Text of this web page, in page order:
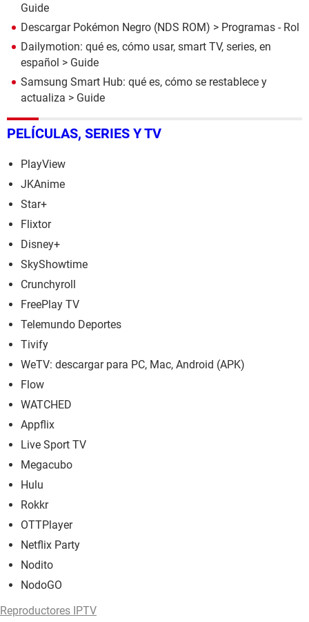
Guide
Descargar Pokémon Negro (NDS ROM) > Programas - Rol
Dailymotion: qué es, cómo usar, smart TV, series, en
español > Guide
Samsung Smart Hub: qué es, cómo se restablece y
actualiza > Guide
PELÍCULAS, SERIES Y TV
PlayView
JKAnime
Star+
Flixtor
Disney+
SkyShowtime
Crunchyroll
FreePlay TV
Telemundo Deportes
Tivify
WeTV: descargar para PC, Mac, Android (APK)
Flow
WATCHED
Appflix
Live Sport TV
Megacubo
Hulu
Rokkr
OTTPlayer
Netflix Party
Nodito
NodoGO
Reproductores IPTV